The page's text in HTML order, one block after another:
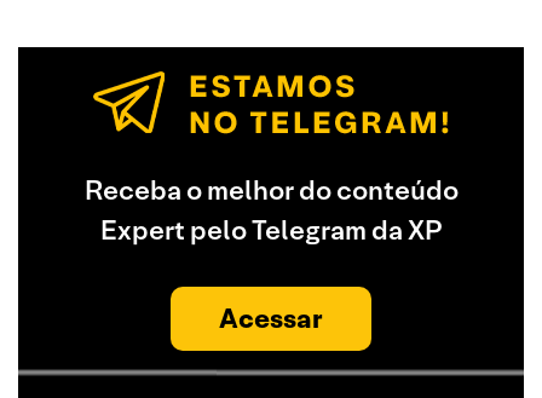
Receba o melhor do conteúdo
Expert pelo Telegram da XP
Acessar